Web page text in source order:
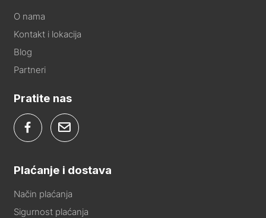
O nama
Kontakt i lokacija
Blog
Partneri
Pratite nas
Plaćanje i dostava
Način plaćanja
Sigurnost plaćanja